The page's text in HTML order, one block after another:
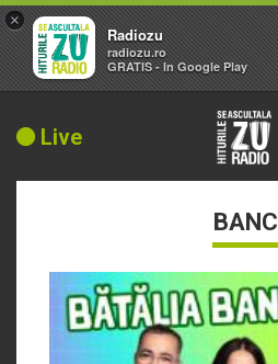
Live
BANC
×
Radiozu
radiozu.ro
GRATIS - In Google Play